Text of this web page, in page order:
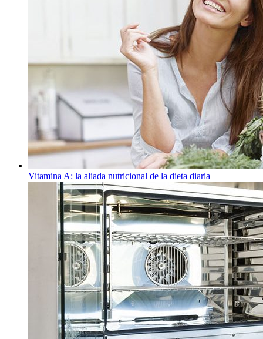
Vitamina A: la aliada nutricional de la dieta diaria